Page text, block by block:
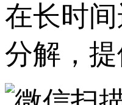
在长时
分解，提